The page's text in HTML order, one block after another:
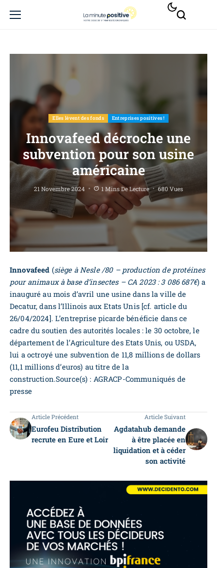
Elles lèvent des fonds Entreprises positives !
Innovafeed décroche une
subvention pour son usine
américaine
21 Novembre 2024 1 Mins De Lecture 680 Vues
Innovafeed (siège à Nesle /80 – production de protéines
pour animaux à base d’insectes – CA 2023 : 3 086 687€) a
inauguré au mois d’avril une usine dans la ville de
Decatur, dans l’Illinois aux Etats Unis [cf. article du
26/04/2024]. L’entreprise picarde bénéficie dans ce
cadre du soutien des autorités locales : le 30 octobre, le
département de l’Agriculture des Etats Unis, ou USDA,
lui a octroyé une subvention de 11,8 millions de dollars
(11,1 millions d’euros) au titre de la
construction.Source(s) : AGRACP-Communiqués de
presse
Article Précédent
Eurofeu Distribution
recrute en Eure et Loir
Article Suivant
Agdatahub demande
à être placée en
liquidation et à céder
son activité